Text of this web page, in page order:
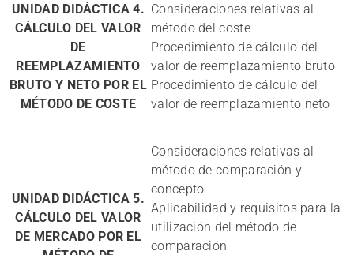
UNIDAD DIDÁCTICA 4.
CÁLCULO DEL VALOR
DE
REEMPLAZAMIENTO
BRUTO Y NETO POR EL
MÉTODO DE COSTE
Consideraciones relativas al
método del coste
Procedimiento de cálculo del
valor de reemplazamiento bruto
Procedimiento de cálculo del
valor de reemplazamiento neto
UNIDAD DIDÁCTICA 5.
CÁLCULO DEL VALOR
DE MERCADO POR EL
Consideraciones relativas al
método de comparación y
concepto
Aplicabilidad y requisitos para la
utilización del método de
comparación